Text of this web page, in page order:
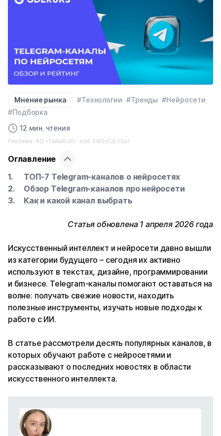
Мнение рынка #Технологии #Тренды #Нейросети
#Подборка
12 мин. чтения
Реклама. АО «ТаймВэб». erid: 2W5zFJEh5yJ
Оглавление
ТОП-7 Telegram-каналов о нейросетях
Обзор Telegram-каналов про нейросети
Как и какой канал выбрать
Статья обновлена 1 апреля 2026 года
Искусственный интеллект и нейросети давно вышли
из категории будущего – сегодня их активно
используют в текстах, дизайне, программировании
и бизнесе. Telegram-каналы помогают оставаться на
волне: получать свежие новости, находить
полезные инструменты, изучать новые подходы к
работе с ИИ.
В статье рассмотрели десять популярных каналов, в
которых обучают работе с нейросетями и
рассказывают о последних новостях в области
искусственного интеллекта.